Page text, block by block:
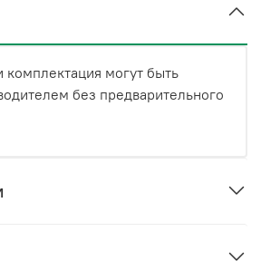
комплектация могут быть
без предварительного